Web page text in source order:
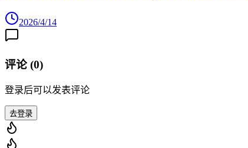
2026/4/14
评论 (0)
登录后可以发表评论
去登录